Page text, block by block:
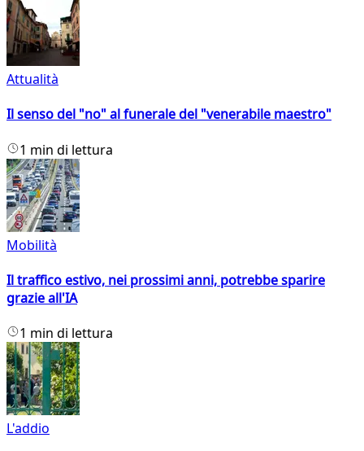
Attualità
Il senso del "no" al funerale del "venerabile maestro"
1 min di lettura
Mobilità
Il traffico estivo, nei prossimi anni, potrebbe sparire
grazie all'IA
1 min di lettura
L'addio